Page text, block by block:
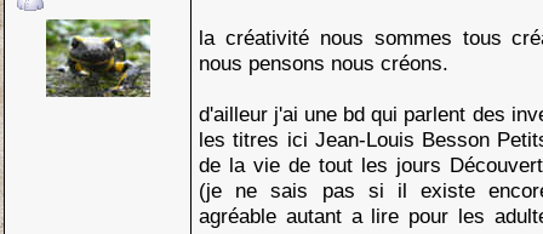
la créativité nous sommes tous
nous pensons nous créons.
d'ailleur j'ai une bd qui parlent des
les titres ici Jean-Louis Besson
de la vie de tout les jours
(je ne sais pas si il existe
agréable autant a lire pour les